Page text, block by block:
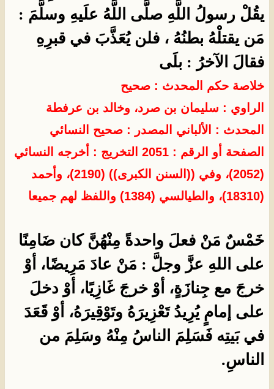
يقُلْ رسولُ اللَّهِ صلَّى اللَّهُ علَيهِ وسلَّمَ :
مَن يقتلْهُ بطنُهُ ، فلن يُعَذَّبَ في قبرِهِ
فقالَ الآخرُ : بلَى
خلاصة حكم المحدث : صحيح
الراوي : سليمان بن صرد، وخالد بن عرفطة
المحدث :
الألباني المصدر : صحيح النسائي
الصفحة أو الرقم : 2051 التخريج : أخرجه النسائي
(2052)، وفي ((السنن الكبرى)) (2190)، وأحمد
(18310)، والطيالسي (1384) واللفظ لهم جميعا
خَمْسٌ مَنْ فعلَ واحدةً مِنْهُنَّ كان ضَامِنًا
على اللهِ عزَّ وجلَّ : مَنْ عادَ مَرِيضًا، أوْ
خرجَ مع جِنازَةٍ، أوْ خرجَ غَازِيًا، أوْ دخلَ
على إمامٍ يُرِيدُ تَعْزِيرَهُ وتَوْقِيرَهُ، أوْ قَعَدَ
في بَيتِه فَسَلِمَ الناسُ مِنْهُ وسَلِمَ من
الناسِ.